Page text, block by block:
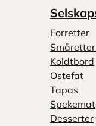
Forretter
Koldtbord
Ostefat
Tapas
Spekemat
Desserter